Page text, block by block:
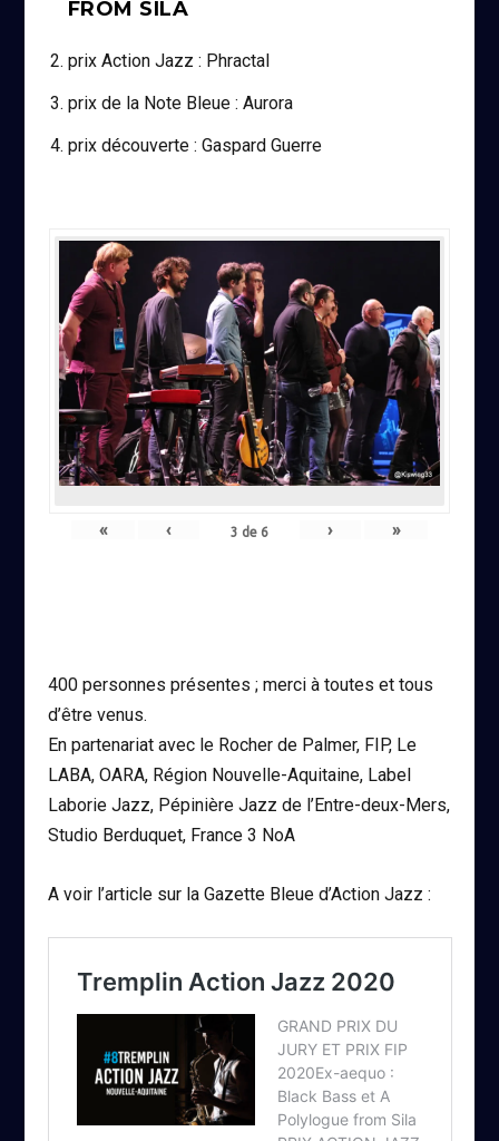
FROM SILA
prix Action Jazz : Phractal
prix de la Note Bleue : Aurora
prix découverte : Gaspard Guerre
« ‹ 3 de 6 › »
400 personnes présentes ; merci à toutes et tous
d’être venus.
En partenariat avec le Rocher de Palmer, FIP, Le
LABA, OARA, Région Nouvelle-Aquitaine, Label
Laborie Jazz, Pépinière Jazz de l’Entre-deux-Mers,
Studio Berduquet, France 3 NoA
A voir l’article sur la Gazette Bleue d’Action Jazz :